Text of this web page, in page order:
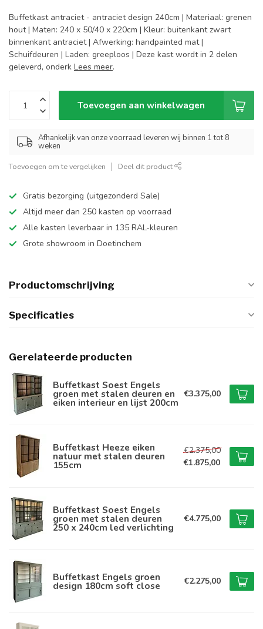
Buffetkast antraciet - antraciet design 240cm | Materiaal: grenen
hout | Maten: 240 x 50/40 x 220cm | Kleur: buitenkant zwart
binnenkant antraciet | Afwerking: handpainted mat |
Schuifdeuren | Laden: greeploos | Deze kast wordt in 2 delen
geleverd, onderk Lees meer.
Toevoegen aan winkelwagen
Afhankelijk van onze voorraad leveren wij binnen 1 tot 8
weken
Toevoegen om te vergelijken Deel dit product
Gratis bezorging (uitgezonderd Sale)
Altijd meer dan 250 kasten op voorraad
Alle kasten leverbaar in 135 RAL-kleuren
Grote showroom in Doetinchem
Productomschrijving
Specificaties
Gerelateerde producten
Buffetkast Soest Engels
groen met stalen deuren en
eiken interieur en lijst 200cm
€3.375,00
Buffetkast Heeze eiken
natuur met stalen deuren
155cm
€2.375,00
€1.875,00
Buffetkast Soest Engels
groen met stalen deuren
250 x 240cm led verlichting
€4.775,00
Buffetkast Engels groen
design 180cm soft close €2.275,00